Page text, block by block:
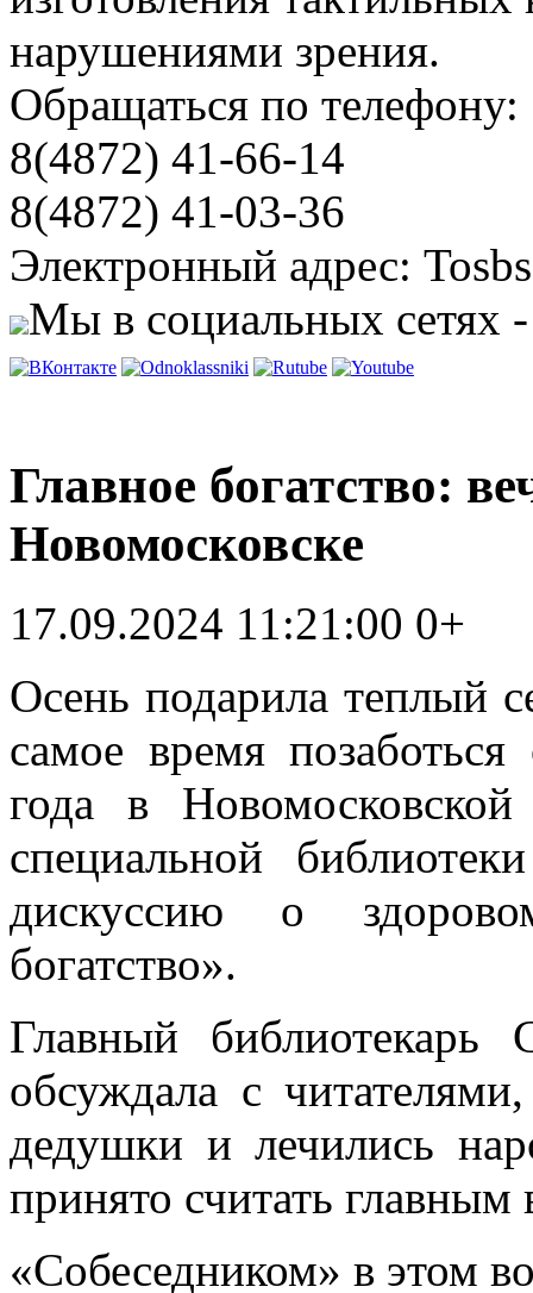
нарушениями зрения.
Обращаться по телефону:
8(4872) 41-66-14
8(4872) 41-03-36
Электронный адрес:
Мы в социальных сетях
Главное богатство:
Новомосковске
17.09.2024 11:21:00 0+
Осень подарила теплый
самое время
года в
специальной
дискуссию о
богатство».
Главный библиотекарь
обсуждала с
дедушки и лечились
принято считать
«Собеседником» в этом